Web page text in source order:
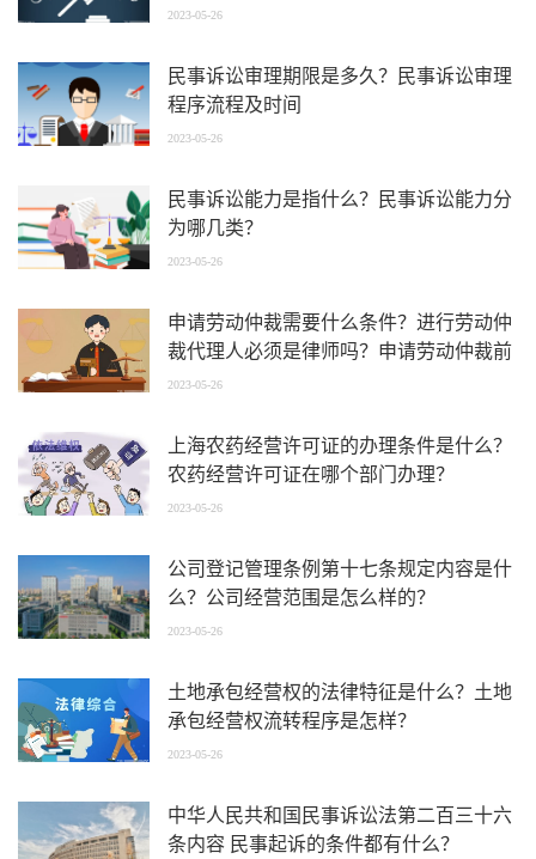
2023-05-26
民事诉讼审理期限是多久？民事诉讼审理
程序流程及时间
2023-05-26
民事诉讼能力是指什么？民事诉讼能力分
为哪几类？
2023-05-26
申请劳动仲裁需要什么条件？进行劳动仲
裁代理人必须是律师吗？申请劳动仲裁前
准备什么？
2023-05-26
上海农药经营许可证的办理条件是什么？
农药经营许可证在哪个部门办理？
2023-05-26
公司登记管理条例第十七条规定内容是什
么？公司经营范围是怎么样的？
2023-05-26
土地承包经营权的法律特征是什么？土地
承包经营权流转程序是怎样？
2023-05-26
中华人民共和国民事诉讼法第二百三十六
条内容 民事起诉的条件都有什么？